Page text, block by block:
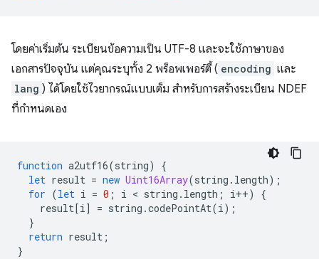
โดยค่าเริ่มต้น ระเบียนข้อความเป็น UTF-8 และจะใช้ภาษาของ
เอกสารปัจจุบัน แต่คุณระบุทั้ง 2 พร็อพเพอร์ตี้ ( encoding และ
lang ) ได้โดยใช้ไวยากรณ์แบบเต็ม สำหรับการสร้างระเบียน NDEF
ที่กำหนดเอง
function a2utf16(string)
{
let result = new Uint16Array(string . length);
for (let i = 0 ; i < string . length ; i++)
{
result[i] = string .codePointAt(i);
}
return result ;
}